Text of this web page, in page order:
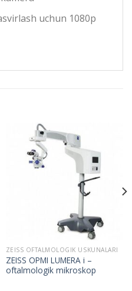
uchun 1080p
ZEISS OFTALMOLOGIK USKUNALARI
ZEISS OPMI LUMERA i –
oftalmologik mikroskop